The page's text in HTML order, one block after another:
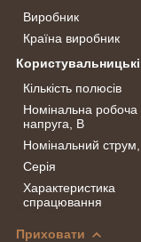
Виробник
Країна виробник
Кількість полюсів
Номінальна робоча
напруга, В
Номінальний
Серія
Характеристика
спрацювання
Приховати